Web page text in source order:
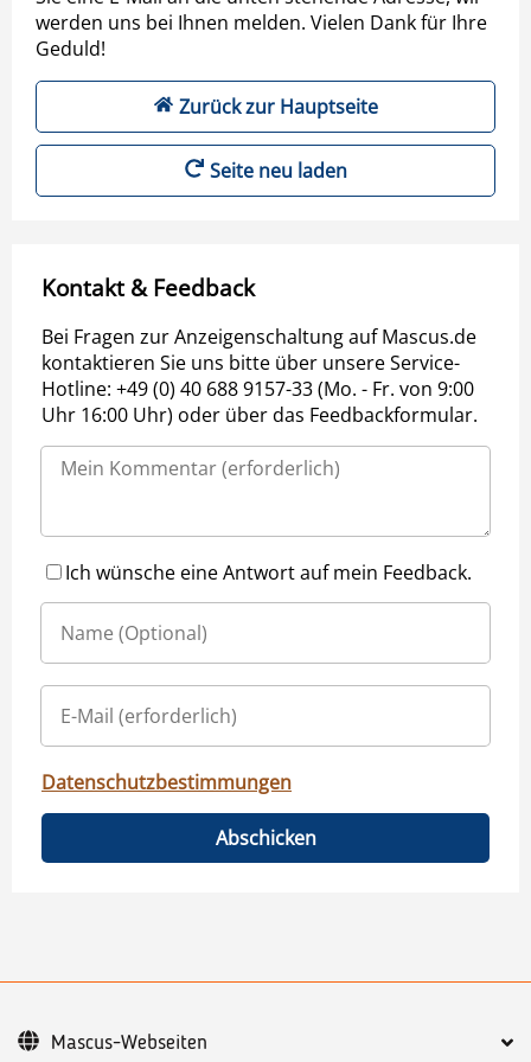
werden uns bei Ihnen melden. Vielen Dank für Ihre
Geduld!
Zurück zur Hauptseite
Seite neu laden
Kontakt & Feedback
Bei Fragen zur Anzeigenschaltung auf Mascus.de
kontaktieren Sie uns bitte über unsere Service-
Hotline: +49 (0) 40 688 9157-33 (Mo. - Fr. von 9:00
Uhr 16:00 Uhr) oder über das Feedbackformular.
Ich wünsche eine Antwort auf mein Feedback.
Datenschutzbestimmungen
Abschicken
Mascus-Webseiten